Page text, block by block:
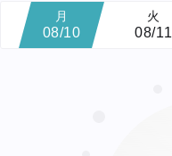
月
08/10
火
08/11